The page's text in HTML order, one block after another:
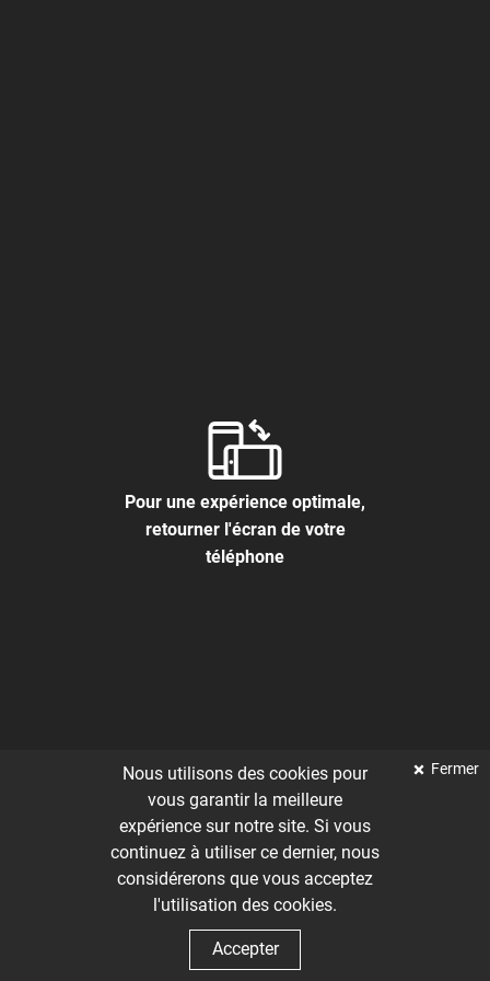
Pour une expérience optimale,
retourner l'écran de votre
téléphone
Nous utilisons des cookies pour
vous garantir la meilleure
expérience sur notre site. Si vous
continuez à utiliser ce dernier, nous
considérerons que vous acceptez
l'utilisation des cookies.
Accepter
Fermer